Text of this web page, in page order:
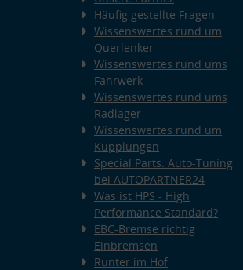
Häufig gestellte Fragen
Wissenswertes rund um
Querlenker
Wissenswertes rund ums
Fahrwerk
Wissenswertes rund ums
Radlager
Wissenswertes rund um
Kupplungen
Special Parts: Auto-Tuning
bei AUTOPARTNER24
Was ist HPS - High
Performance Standard?
EBC-Bremse richtig
Einbremsen
Runter im Hof